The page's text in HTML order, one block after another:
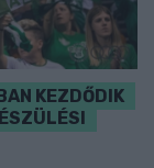
KEZDŐDIK